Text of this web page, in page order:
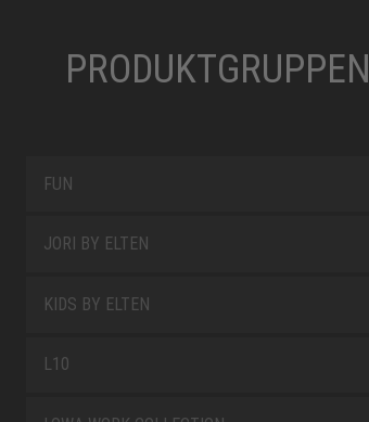
PRODUKTGRUPPEN
FUN
JORI BY ELTEN
KIDS BY ELTEN
L10